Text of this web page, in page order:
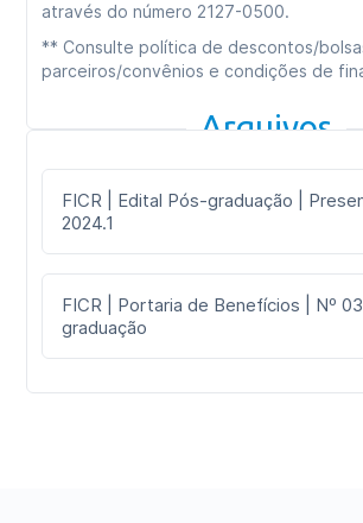
através do número 2127-0500.
** Consulte política de descontos/
parceiros/convênios e condições de
Arquivos
FICR | Edital Pós-graduação |
2024.1
FICR | Portaria de Benefícios | Nº
graduação